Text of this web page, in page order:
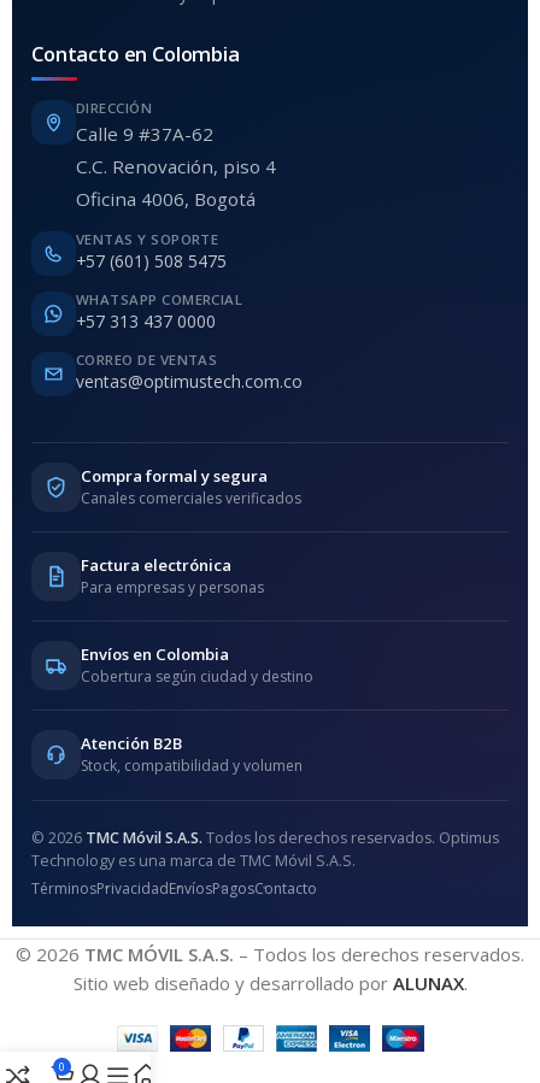
Contacto en Colombia
DIRECCIÓN
Calle 9 #37A-62
C.C. Renovación, piso 4
Oficina 4006, Bogotá
VENTAS Y SOPORTE
+57 (601) 508 5475
WHATSAPP COMERCIAL
+57 313 437 0000
CORREO DE VENTAS
ventas@optimustech.com.co
Compra formal y segura
Canales comerciales verificados
Factura electrónica
Para empresas y personas
Envíos en Colombia
Cobertura según ciudad y destino
Atención B2B
Stock, compatibilidad y volumen
© 2026 TMC Móvil S.A.S. Todos los derechos reservados. Optimus
Technology es una marca de TMC Móvil S.A.S.
TérminosPrivacidadEnvíosPagosContacto
© 2026 TMC MÓVIL S.A.S. – Todos los derechos reservados.
Sitio web diseñado y desarrollado por ALUNAX.
0